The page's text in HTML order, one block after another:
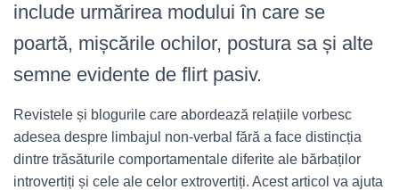
include urmărirea modului în care se
poartă, mișcările ochilor, postura sa și alte
semne evidente de flirt pasiv.
Revistele și blogurile care abordează relațiile vorbesc
adesea despre limbajul non-verbal fără a face distincția
dintre trăsăturile comportamentale diferite ale bărbaților
introvertiți și cele ale celor extrovertiți. Acest articol va ajuta